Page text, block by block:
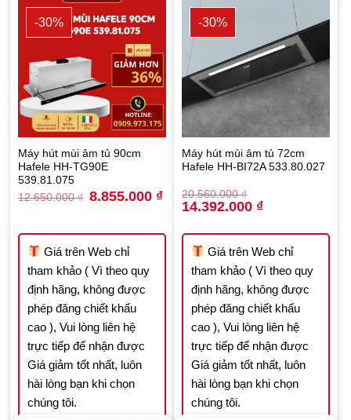
-30%
Máy hút mùi âm tủ 90cm
Hafele HH-TG90E
539.81.075
12.650.000₫ Original
price
8.855.000 ₫Current
price
Giá trên Web chỉ
tham khảo ( Vì theo quy
định hãng, không được
phép đăng chiết khấu
cao ), Vui lòng liên hệ
trực tiếp để nhận được
Giá giảm tốt nhất, luôn
hài lòng bạn khi chọn
chúng tôi.
-30%
Máy hút mùi âm tủ 72cm
Hafele HH-BI72A 533.80.027
20.560.000₫
Original
price
20.560.000 ₫.
14.392.000 ₫Current
14.392.000 ₫.
Giá trên Web chỉ
tham khảo ( Vì theo quy
định hãng, không được
phép đăng chiết khấu
cao ), Vui lòng liên hệ
trực tiếp để nhận được
Giá giảm tốt nhất, luôn
hài lòng bạn khi chọn
chúng tôi.